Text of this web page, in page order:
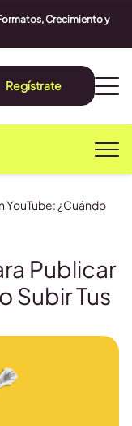
Crecimiento y
Regístrate
Publicar
Subir Tus
YouTube: ¿Cuándo